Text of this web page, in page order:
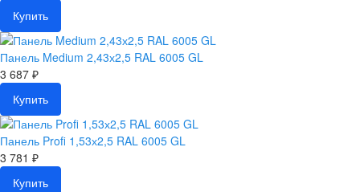
Купить
Панель Medium 2,43х2,5 RAL 6005 GL
3 687 ₽
Купить
Панель Profi 1,53х2,5 RAL 6005 GL
3 781 ₽
Купить